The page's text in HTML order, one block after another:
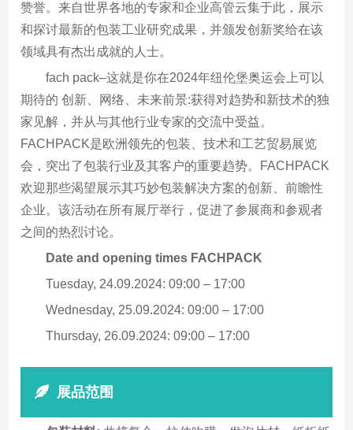
赞誉。来自世界各地的专家和企业高管云集于此，展示
和探讨最新的包装工业研究成果，并颁发创新奖给在该
领域具有杰出成就的人士。
fach pack–这就是你在2024年纽伦堡奥运会上可以
期待的 创新、网络、未来前景:获得对趋势和新技术的独
家见解，并从与其他行业专家的交流中受益。
FACHPACK是欧洲领先的包装、技术和工艺贸易展览
会，突出了包装行业及其客户的重要趋势。FACHPACK
欢迎那些渴望展示其巧妙包装解决方案的创新、前瞻性
企业。该活动在所有展厅举行，促进了参展商和参观者
之间的热烈讨论。
Date and opening times FACHPACK
Tuesday, 24.09.2024: 09:00 – 17:00
Wednesday, 25.09.2024: 09:00 – 17:00
Thursday, 26.09.2024: 09:00 – 17:00
展品范围